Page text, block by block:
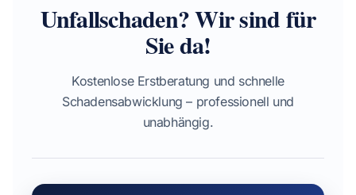
Unfallschaden? Wir sind für
Sie da!
Kostenlose Erstberatung und schnelle
Schadensabwicklung – professionell und
unabhängig.